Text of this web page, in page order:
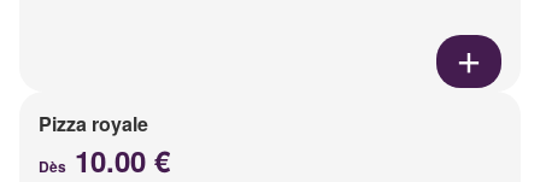
Pizza royale
Dès 10.00 €